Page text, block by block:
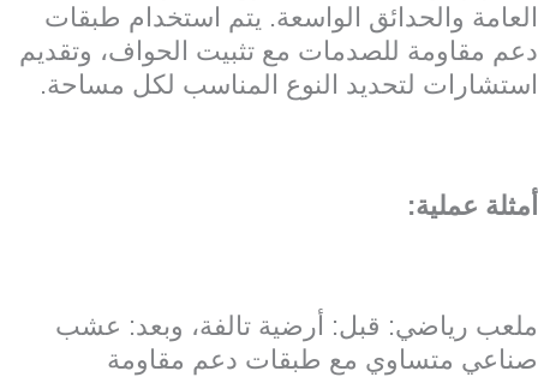
العامة والحدائق الواسعة. يتم استخدام طبقات
دعم مقاومة للصدمات مع تثبيت الحواف، وتقديم
استشارات لتحديد النوع المناسب لكل مساحة.
أمثلة عملية:
ملعب رياضي: قبل: أرضية تالفة، وبعد: عشب
صناعي متساوي مع طبقات دعم مقاومة